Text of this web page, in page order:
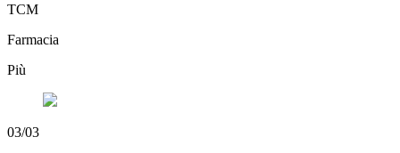
TCM
Farmacia
Più
03/03